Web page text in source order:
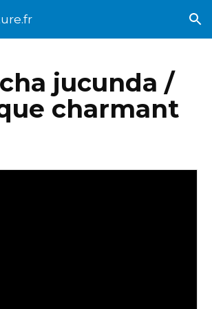
Skip to navigation
jucunda /
charmant